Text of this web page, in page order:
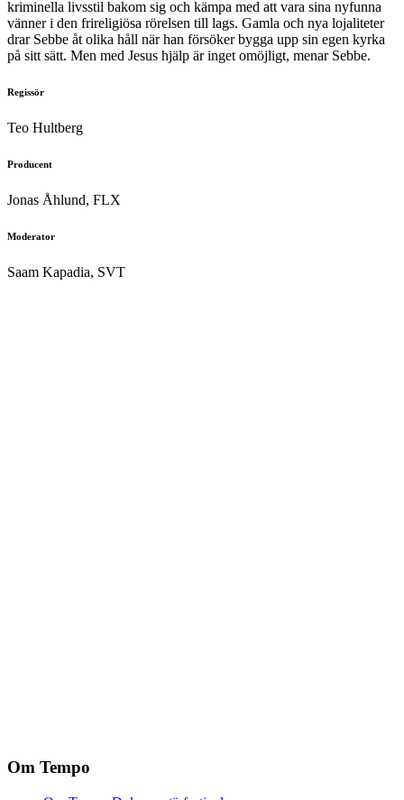
kriminella livsstil bakom sig och kämpa med att vara sina nyfunna
vänner i den frireligiösa rörelsen till lags. Gamla och nya lojaliteter
drar Sebbe åt olika håll när han försöker bygga upp sin egen kyrka
på sitt sätt. Men med Jesus hjälp är inget omöjligt, menar Sebbe.
Regissör
Teo Hultberg
Producent
Jonas Åhlund, FLX
Moderator
Saam Kapadia, SVT
Om Tempo